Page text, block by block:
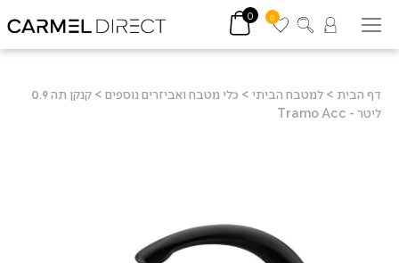
0
0
דף הבית > למטבח הביתי > כלי מטבח ואביזרים נוספים >
קנקן תה 0.9
ליטר - Tramo Acc